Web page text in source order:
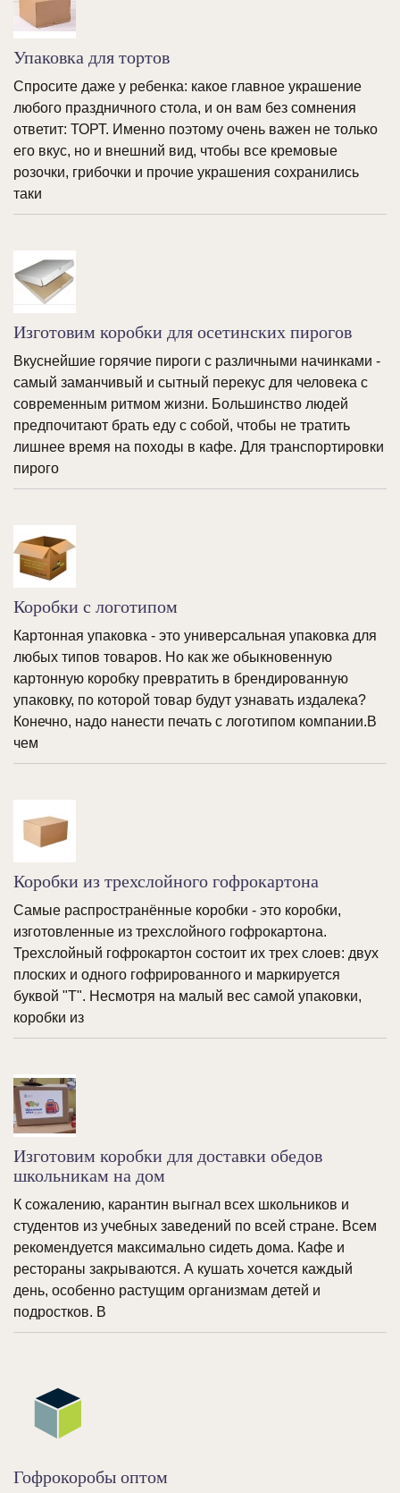
Упаковка для тортов
Спросите даже у ребенка: какое главное украшение
любого праздничного стола, и он вам без сомнения
ответит: ТОРТ. Именно поэтому очень важен не только
его вкус, но и внешний вид, чтобы все кремовые
розочки, грибочки и прочие украшения сохранились
таки
Изготовим коробки для осетинских пирогов
Вкуснейшие горячие пироги с различными начинками -
самый заманчивый и сытный перекус для человека с
современным ритмом жизни. Большинство людей
предпочитают брать еду с собой, чтобы не тратить
лишнее время на походы в кафе. Для транспортировки
пирого
Коробки с логотипом
Картонная упаковка - это универсальная упаковка для
любых типов товаров. Но как же обыкновенную
картонную коробку превратить в брендированную
упаковку, по которой товар будут узнавать издалека?
Конечно, надо нанести печать с логотипом компании.В
чем
Коробки из трехслойного гофрокартона
Самые распространённые коробки - это коробки,
изготовленные из трехслойного гофрокартона.
Трехслойный гофрокартон состоит их трех слоев: двух
плоских и одного гофрированного и маркируется
буквой "Т". Несмотря на малый вес самой упаковки,
коробки из
Изготовим коробки для доставки обедов
школьникам на дом
К сожалению, карантин выгнал всех школьников и
студентов из учебных заведений по всей стране. Всем
рекомендуется максимально сидеть дома. Кафе и
рестораны закрываются. А кушать хочется каждый
день, особенно растущим организмам детей и
подростков. В
Гофрокоробы оптом